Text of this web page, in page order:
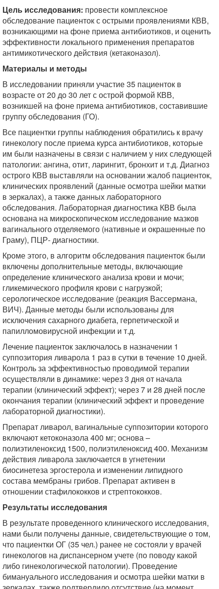
Цель исследования: провести комплексное
обследование пациенток с острыми проявлениями КВВ,
возникающими на фоне приема антибиотиков, и оценить
эффективности локального применения препаратов
антимикотического действия (кетаконазол).
Материалы и методы
В исследовании приняли участие 35 пациенток в
возрасте от 20 до 30 лет с острой формой КВВ,
возникшей на фоне приема антибиотиков, составившие
группу обследования (ГО).
Все пациентки группы наблюдения обратились к врачу
гинекологу после приема курса антибиотиков, которые
им были назначены в связи с наличием у них следующей
патологии: ангина, отит, ларингит, бронхит и т.д. Диагноз
острого КВВ выставляли на основании жалоб пациенток,
клинических проявлений (данные осмотра шейки матки
в зеркалах), а также данных лабораторного
обследования. Лабораторная диагностика КВВ была
основана на микроскопическом исследование мазков
вагинального отделяемого (нативные и окрашенные по
Граму), ПЦР- диагностики.
Кроме этого, в алгоритм обследования пациенток были
включены дополнительные методы, включающие
определение клинического анализа крови и мочи;
гликемического профиля крови с нагрузкой;
серологическое исследование (реакция Вассермана,
ВИЧ). Данные методы были использованы для
исключения сахарного диабета, герпетической и
папилломовирусной инфекции и т.д.
Лечение пациенток заключалось в назначении 1
суппозитория ливарола 1 раз в сутки в течение 10 дней.
Контроль за эффективностью проводимой терапии
осуществляли в динамике: через 3 дня от начала
терапии (клинический эффект); через 7 и 28 дней после
окончания терапии (клинический эффект и проведение
лабораторной диагностики).
Препарат ливарол, вагинальные суппозитории которого
включают кетоконазола 400 мг; основа –
полиэтиленоксид 1500, полиэтиленоксид 400. Механизм
действия ливарола заключается в угнетении
биосинетеза эргостерола и изменении липидного
состава мембраны грибов. Препарат активен в
отношении стафилококков и стрептококков.
Результаты исследования
В результате проведенного клинического исследования,
нами были получены данные, свидетельствующие о том,
что пациентки ОГ (35 чел.) ранее не состояли у врачей
гинекологов на диспансерном учете (по поводу какой
либо гинекологической патологии). Проведение
бимануального исследования и осмотра шейки матки в